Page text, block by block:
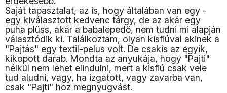
Saját tapasztalat, az is, hogy általában van egy -
egy kiválasztott kedvenc tárgy, de az akár egy
puha plüss, akár a babalepedő, nem tudni mi alapján
választódik ki. Találkoztam, olyan kisfiúval akinek a
"Pajtás" egy textil-pelus volt. De csakis az egyik,
kikopott darab. Mondta az anyukája, hogy "Pajti"
nélkül nem lehet elindulni, mert a kisfiú csak vele
tud aludni, vagy, ha izgatott, vagy zavarba van,
csak "Pajti" hoz megnyugvást.